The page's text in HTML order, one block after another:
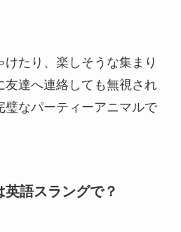
たり、楽しそうな集まり
友達へ連絡しても無視され
璧なパーティーアニマルで
語スラングで？